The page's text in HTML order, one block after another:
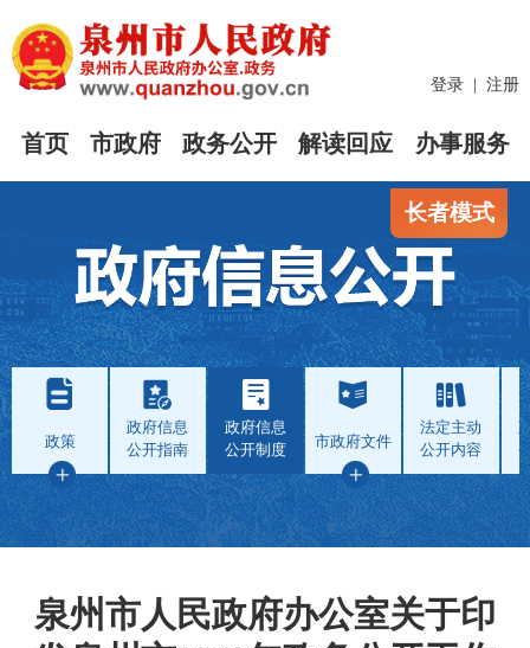
登录 注册
首页 市政府 政务公开 解读回应 办事服务
长者模式
政策
政府信息
公开指南
政府信息
公开制度
市政府文件
法定主动
公开内容
泉州市人民政府办公室关于印